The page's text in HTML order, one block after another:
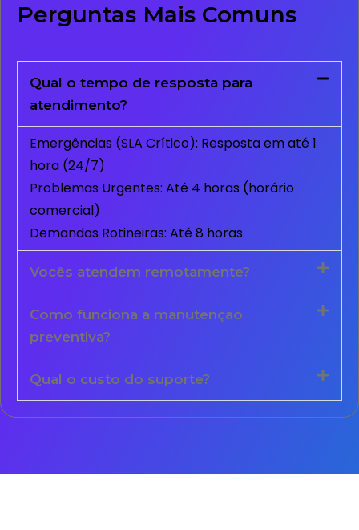
Perguntas Mais Comuns
Qual o tempo de resposta para
atendimento?
Emergências (SLA Crítico): Resposta em até 1
hora (24/7)
Problemas Urgentes: Até 4 horas (horário
comercial)
Demandas Rotineiras: Até 8 horas
Vocês atendem remotamente?
Como funciona a manutenção
preventiva?
Qual o custo do suporte?